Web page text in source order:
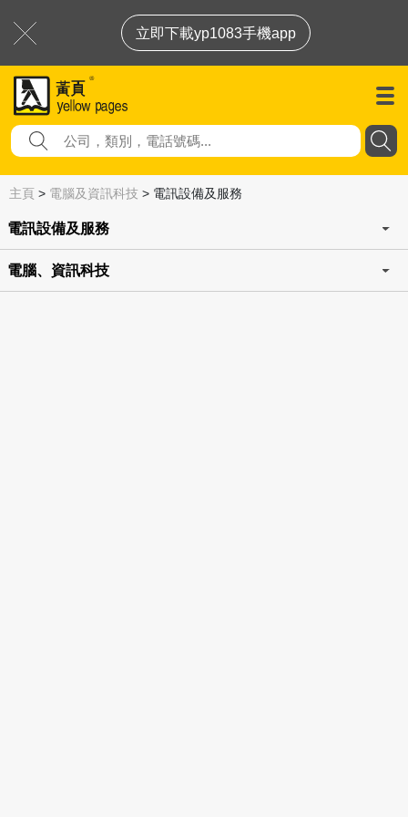
立即下載yp1083手機app
主頁 > 電腦及資訊科技 > 電訊設備及服務
電訊設備及服務
電腦、資訊科技